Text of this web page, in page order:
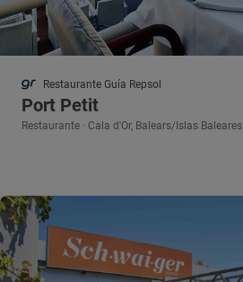
Restaurante Guía Repsol
Port Petit
Restaurante · Cala d'Or, Balears/Islas Baleares